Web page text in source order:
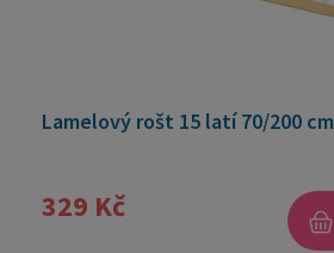
Lamelový rošt 15 latí 70/200 cm
329 Kč